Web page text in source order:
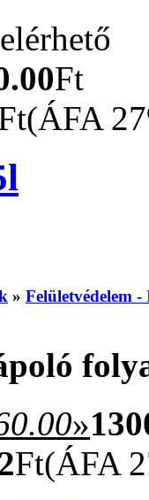
Ft
(ÁFA
» Felületvédelem
»
Ft(ÁFA